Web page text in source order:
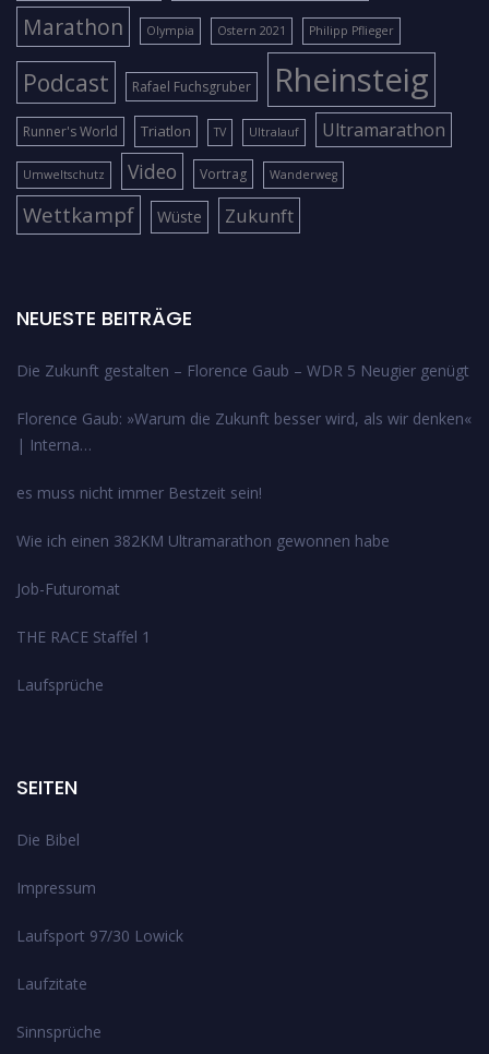
Marathon Olympia Ostern 2021 Philipp Pflieger
Podcast Rafael Fuchsgruber Rheinsteig
Runner's World Triatlon TV Ultralauf Ultramarathon
Umweltschutz Video Vortrag Wanderweg
Wettkampf Wüste Zukunft
NEUESTE BEITRÄGE
Die Zukunft gestalten – Florence Gaub – WDR 5 Neugier genügt
Florence Gaub: »Warum die Zukunft besser wird, als wir denken«
| Interna…
es muss nicht immer Bestzeit sein!
Wie ich einen 382KM Ultramarathon gewonnen habe
Job-Futuromat
THE RACE Staffel 1
Laufsprüche
SEITEN
Die Bibel
Impressum
Laufsport 97/30 Lowick
Laufzitate
Sinnsprüche